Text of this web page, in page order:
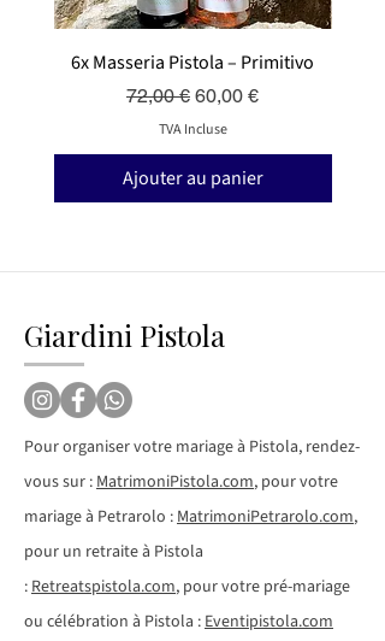
6x Masseria Pistola – Primitivo
Prix original
72,00 € Prix promotionnel
60,00 €
TVA Incluse
Ajouter au panier
Giardini Pistola
Pour organiser votre mariage à Pistola, rendez-
vous sur :MatrimoniPistola.com, pour votre
mariage à Petrarolo :MatrimoniPetrarolo.com,
pour un retraite à Pistola
:Retreatspistola.com, pour votre pré-mariage
ou célébration à Pistola :Eventipistola.com